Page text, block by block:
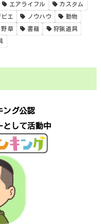
エアライフル カスタム
ビエ ノウハウ 動物
野草 書籍 狩猟道具
ング公認
として活動中